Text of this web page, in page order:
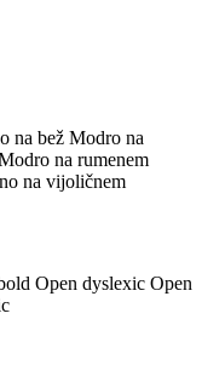
na bež Modro na
na rumenem
na vijoličnem
Open dyslexic Open